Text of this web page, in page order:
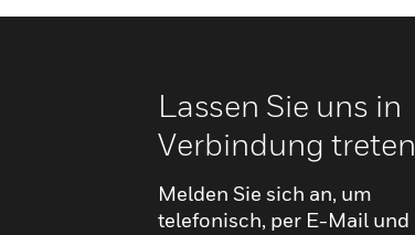
Lassen Sie uns in
Verbindung treten
Melden Sie sich an, um
telefonisch, per E-Mail und